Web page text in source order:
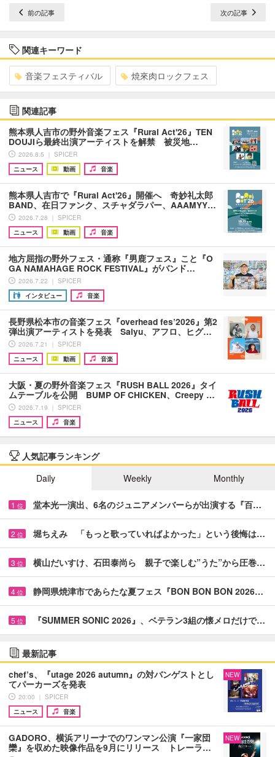
前の記事 次の記事
関連キーワード
音楽フェスティバル 焼來肉ロックフェス
関連記事
熊本県人吉市の野外音楽フェス『Rural Act'26』TEN
DOUJIら最終出演アーティストを解禁 被災地…
2026.8.5 ｜ SPICER
ニュース
動画 音楽
熊本県人吉市で『Rural Act'26』開催へ 奇妙礼太郎
BAND、在日ファンク、スチャダラパー、AAAMYY…
2026.7.28 ｜ SPICER
ニュース
動画 音楽
地方屈指の野外フェス・通称『男鹿フェス』こと『O
GA NAMAHAGE ROCK FESTIVAL』がバンド…
2026.7.22 ｜ SPICER
インタビュー
音楽
長野県松本市の音楽フェス『overhead fes’2026』第2
弾出演アーティストを発表 Salyu、アフロ、ヒグ…
2026.7.21 ｜ SPICER
ニュース
動画 音楽
大阪・夏の野外音楽フェス『RUSH BALL 2026』タイ
ムテーブルを公開 BUMP OF CHICKEN、Creepy …
2026.7.19 ｜ SPICER
ニュース
音楽
人気記事ランキング
Daily
Weekly Monthly
1 位 堂本光一演出、6名のジュニアメンバーらが出演する『百…
2 位 堀ちえみ 「もっと歌っていればよかった」という後悔は…
3 位 横山だいすけ、石田泰尚ら 親子で楽しむ”うた”から圧巻…
4 位 静岡県焼津市であらたな夏フェス『BON BON BON 2026…
5 位 『SUMMER SONIC 2026』、ベテラン3組の懐メロだけで…
最新記事
chef’s、『utage 2026 autumn』の対バンゲストとし
てパーカーズを発表
20:00 ｜ SPICER
ニュース
音楽
NEW
GADORO、横浜アリーナでのワンマン公演『一家団
欒』を収めた映像作品を9月にリリース トレーラ…
NEW